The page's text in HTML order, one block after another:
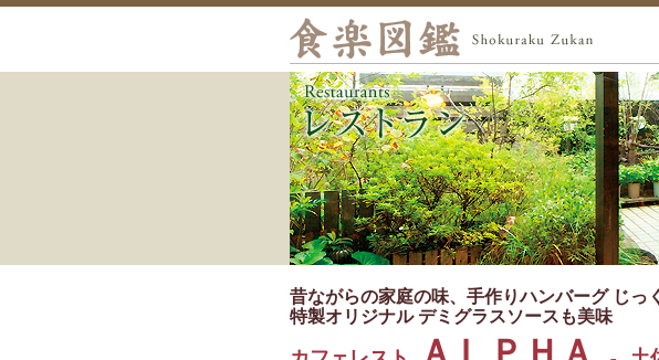
昔ながらの家庭の味、手作りハンバーグ じっ
特製オリジナル デミグラスソースも美味